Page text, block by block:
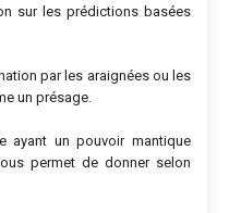
sur les prédictions basées
par les araignées ou les
un présage.
ayant un pouvoir mantique
permet de donner selon